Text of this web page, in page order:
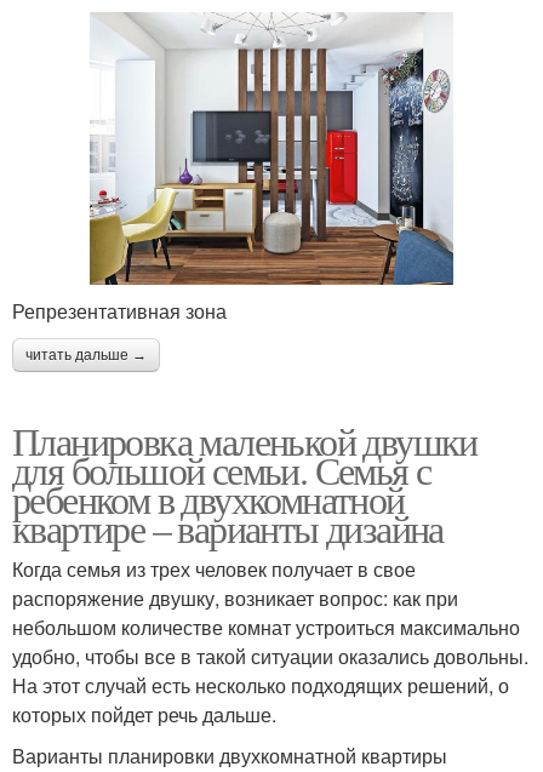
Репрезентативная зона
читать дальше →
Планировка маленькой двушки
для большой семьи. Семья с
ребенком в двухкомнатной
квартире – варианты дизайна
Когда семья из трех человек получает в свое
распоряжение двушку, возникает вопрос: как при
небольшом количестве комнат устроиться максимально
удобно, чтобы все в такой ситуации оказались довольны.
На этот случай есть несколько подходящих решений, о
которых пойдет речь дальше.
Варианты планировки двухкомнатной квартиры